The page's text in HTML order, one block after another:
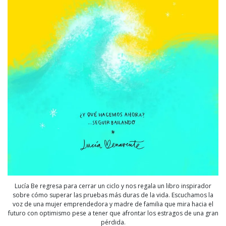
Lucía Be regresa para cerrar un ciclo y nos regala un libro inspirador
sobre cómo superar las pruebas más duras de la vida. Escuchamos la
voz de una mujer emprendedora y madre de familia que mira hacia el
futuro con optimismo pese a tener que afrontar los estragos de una gran
pérdida.